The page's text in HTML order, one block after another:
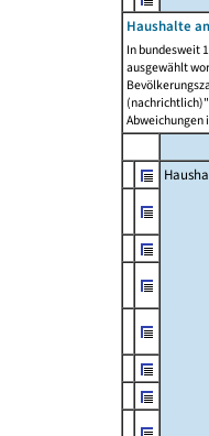
Haushalte
In bundesweit
ausgewählt
Abweichungen